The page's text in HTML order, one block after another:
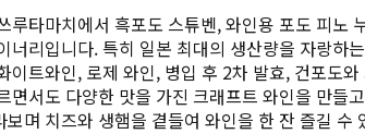
루타마치에서 흑포도 스튜벤, 와인용 포도 피노
너리입니다. 특히 일본 최대의 생산량을 자랑하
이트와인, 로제 와인, 병입 후 2차 발효, 건포도
면서도 다양한 맛을 가진 크래프트 와인을 만들
며 치즈와 생햄을 곁들여 와인을 한 잔 즐길 수